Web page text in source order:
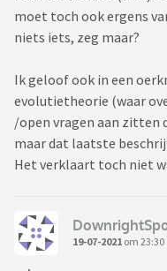
moet toch ook ergens
niets iets, zeg maar?
Ik geloof ook in een
evolutietheorie (waar
/open vragen aan zitten
maar dat laatste
Het verklaart toch niet
19-07-2021 om 23:30